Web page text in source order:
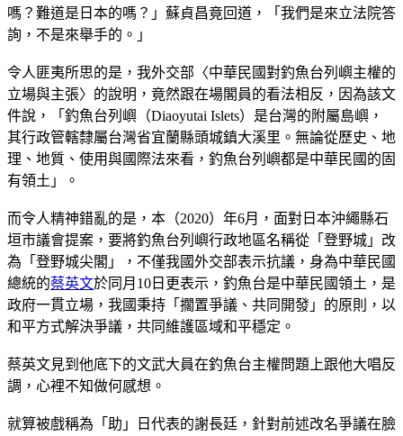
嗎？難道是日本的嗎？」蘇貞昌竟回道，「我們是來立法院答
詢，不是來舉手的。」
令人匪夷所思的是，我外交部〈中華民國對釣魚台列嶼主權的
立場與主張〉的說明，竟然跟在場閣員的看法相反，因為該文
件說，「釣魚台列嶼（Diaoyutai Islets）是台灣的附屬島嶼，
其行政管轄隸屬台灣省宜蘭縣頭城鎮大溪里。無論從歷史、地
理、地質、使用與國際法來看，釣魚台列嶼都是中華民國的固
有領土」。
而令人精神錯亂的是，本（2020）年6月，面對日本沖繩縣石
垣市議會提案，要將釣魚台列嶼行政地區名稱從「登野城」改
為「登野城尖閣」，不僅我國外交部表示抗議，身為中華民國
總統的蔡英文於同月10日更表示，釣魚台是中華民國領土，是
政府一貫立場，我國秉持「擱置爭議、共同開發」的原則，以
和平方式解決爭議，共同維護區域和平穩定。
蔡英文見到他底下的文武大員在釣魚台主權問題上跟他大唱反
調，心裡不知做何感想。
就算被戲稱為「助」日代表的謝長廷，針對前述改名爭議在臉